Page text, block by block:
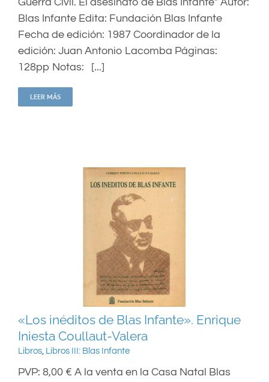
Blas Infante Edita: Fundación Blas Infante
Fecha de edición: 1987 Coordinador de la
edición: Juan Antonio Lacomba Páginas:
128pp Notas: [...]
LEER MÁS
«Los inéditos de Blas Infante». Enrique Iniesta
«Los inéditos de Blas Infante». Enrique
Iniesta Coullaut-Valera
Libros, Libros III: Blas Infante
PVP: 8,00 € A la venta en la Casa Natal Blas